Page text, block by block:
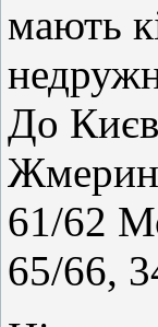
мають
До
61/62
65/66,